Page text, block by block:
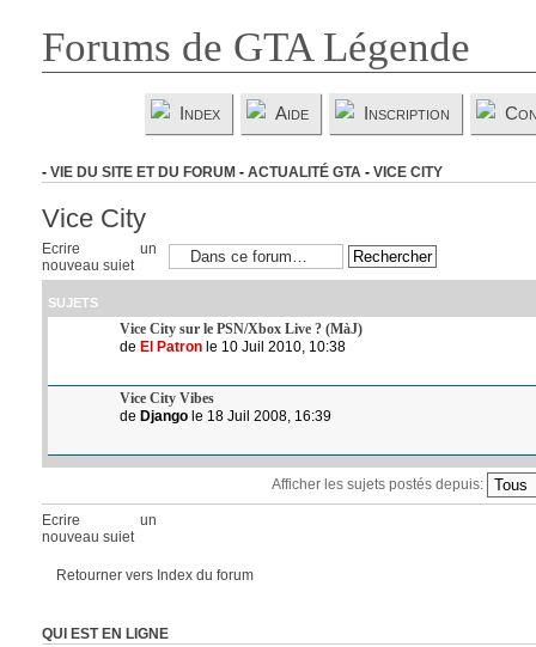
Forums de GTA Légende
Index Aide Inscription
- VIE DU SITE ET DU FORUM - ACTUALITÉ GTA - VICE CITY
Vice City
Ecrire un
nouveau sujet
SUJETS
Vice City sur le PSN/Xbox Live ? (MàJ)
de El Patronle 10 Juil 2010, 10:38
Vice City Vibes
de Djangole 18 Juil 2008, 16:39
Afficher les sujets postés depuis:
Ecrire un
nouveau sujet
Retourner vers Index du forum
QUI EST EN LIGNE